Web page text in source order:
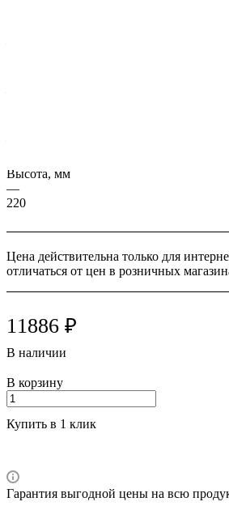
Высота, мм
—
220
Цена действительна только для
отличаться от цен в розничных
11886 ₽
В наличии
В корзину
Купить в 1 клик
Гарантия выгодной цены на всю